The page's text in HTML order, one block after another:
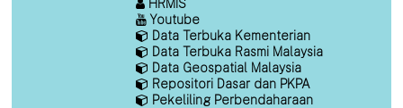
HRMIS
Youtube
Data Terbuka Kementerian
Data Terbuka Rasmi Malaysia
Data Geospatial Malaysia
Repositori Dasar dan PKPA
Pekeliling Perbendaharaan